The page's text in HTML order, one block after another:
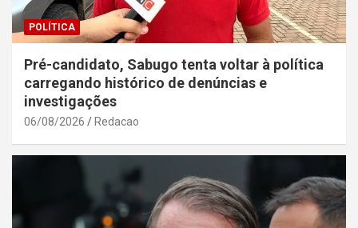
POLÍTICA
Pré-candidato, Sabugo tenta voltar à política
carregando histórico de denúncias e
investigações
06/08/2026 Redacao